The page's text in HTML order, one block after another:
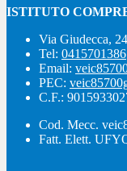
ISTITUTO
Via Giudecca,
Tel: 0415701386
Email:
PEC:
C.F.:
Cod. Mecc.
Fatt. Elett.